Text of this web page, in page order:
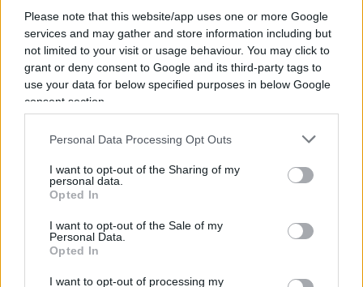
Please note that this website/app uses one or more Google
services and may gather and store information including but
not limited to your visit or usage behaviour. You may click to
grant or deny consent to Google and its third-party tags to
use your data for below specified purposes in below Google
consent section.
Personal Data Processing Opt Outs
I want to opt-out of the Sharing of my
personal data.
Opted In
I want to opt-out of the Sale of my
Personal Data.
Opted In
I want to opt-out of processing my
dice che Fratelli d’Italia veleggia poco sotto il 30%,
Forza Italia al 9,3% e la Lega all’8,4%. Totale del
centrodestra: 48,4% quasi due punti in più
rispetto alle elezioni che hanno incoronato
Giorgia Meloni
centrosinistra sta intorno al 30,9% e neppure il
12% del Movimento Cinque Stelle sarebbe
sufficiente per scalzare “le destre” da Palazzo
Chigi. Per riuscirsi bisognerebbe mettere insieme
Conte e Bonelli. Ed è proprio questo,
paradossalmente, che la piazza di
ha dimostrato essere impossibile.